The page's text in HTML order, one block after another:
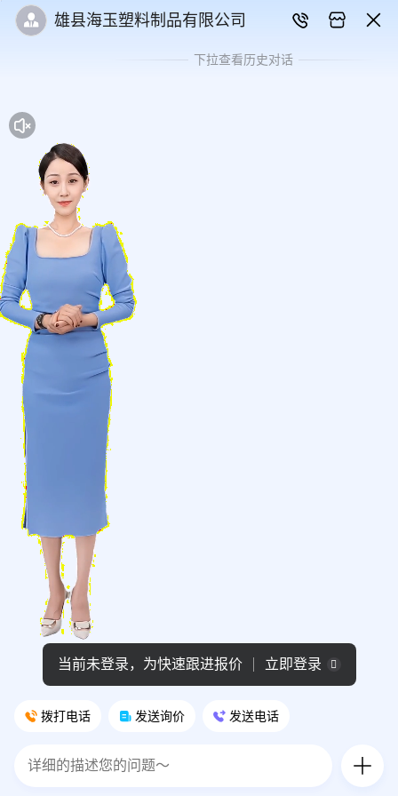
雄县海玉塑料制品有限公司
下拉查看历史对话
拨打电话 发送询价 发送电话
当前未登录，为快速跟进报价 立即登录